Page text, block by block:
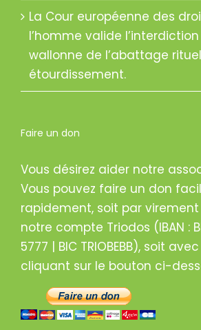
La Cour européenne des
l’homme valide
wallonne de l’abattage
étourdissement.
Faire un don
Vous désirez aider notre
Vous pouvez faire un don
rapidement, soit par
notre compte Triodos (IBAN :
5777 | BIC TRIOBEBB), soit
cliquant sur le bouton ci-